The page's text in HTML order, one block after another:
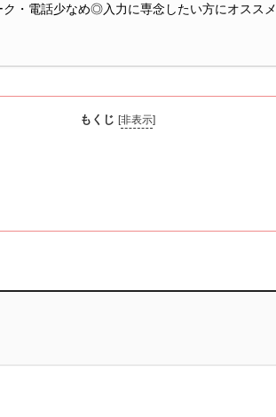
・電話少なめ◎入力に専念したい方にオススメ
もくじ [非表示]